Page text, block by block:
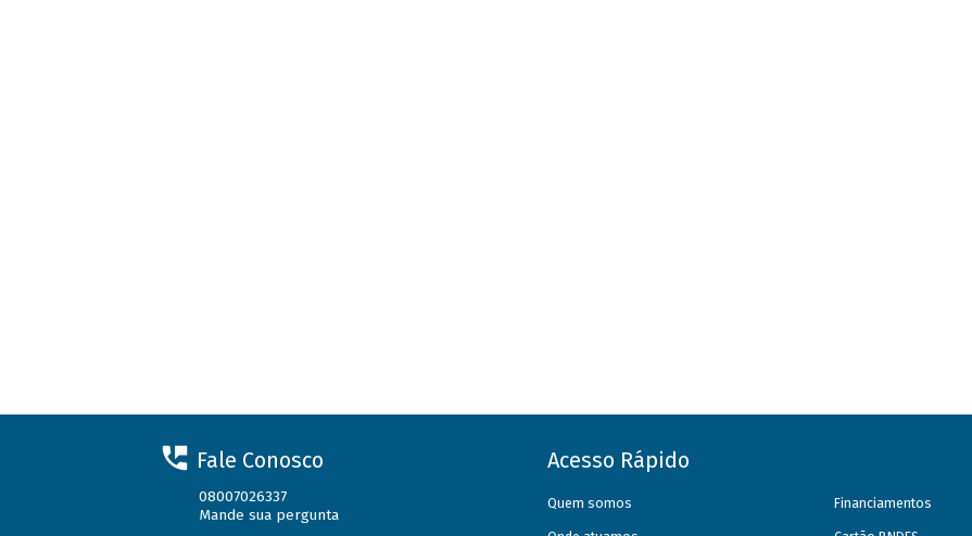
Fale Conosco
08007026337
Mande sua pergunta
Acesso Rápido
Quem somos Financiamentos